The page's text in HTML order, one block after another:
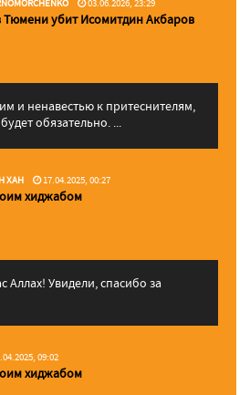
03.06.2026, 23:29
Тюмени убит Исомитдин Акбаров
и ненавестью к притеснителям,
обязательно. ...
ХАН 17.04.2025, 00:27
хиджабом
Аллаx! Увидели, спасибо за
09:02
хиджабом